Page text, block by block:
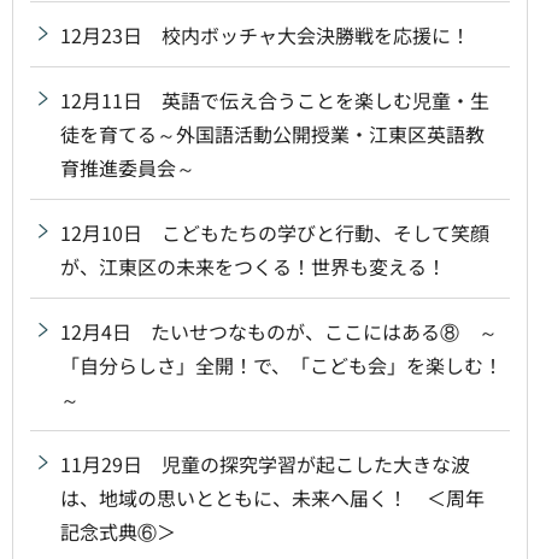
12月23日 校内ボッチャ大会決勝戦を応援に！
12月11日 英語で伝え合うことを楽しむ児童・生
徒を育てる～外国語活動公開授業・江東区英語教
育推進委員会～
12月10日 こどもたちの学びと行動、そして笑顔
が、江東区の未来をつくる！世界も変える！
12月4日 たいせつなものが、ここにはある⑧ ～
「自分らしさ」全開！で、「こども会」を楽しむ！
～
11月29日 児童の探究学習が起こした大きな波
は、地域の思いとともに、未来へ届く！ ＜周年
記念式典⑥＞